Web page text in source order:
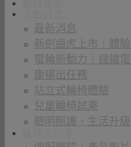
最新消息
新劍齒虎上市｜體
電輪新動力｜鋰鐵
康揚出任務
站立式輪椅體驗
兒童輪椅試乘
聰明照護，生活升級